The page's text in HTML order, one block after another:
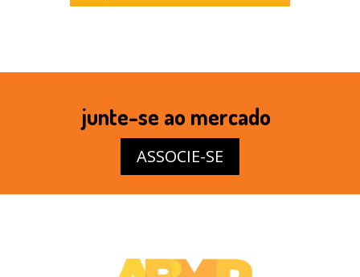
junte-se ao mercado
ASSOCIE-SE